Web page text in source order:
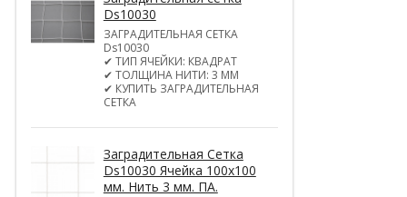
Ds10030
ЗАГРАДИТЕЛЬНАЯ СЕТКА
Ds10030
✔ ТИП ЯЧЕЙКИ: КВАДРАТ
✔ ТОЛЩИНА НИТИ: 3 ММ
✔ КУПИТЬ ЗАГРАДИТЕЛЬНАЯ
СЕТКА
Заградительная Сетка
Ds10030 Ячейка 100х100
мм. Нить 3 мм. ПА.